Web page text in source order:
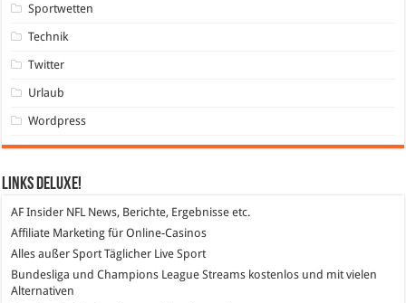
Sportwetten
Technik
Twitter
Urlaub
Wordpress
Links DeLuXe!
AF Insider NFL News, Berichte, Ergebnisse etc.
Affiliate Marketing für Online-Casinos
Alles außer Sport Täglicher Live Sport
Bundesliga und Champions League Streams kostenlos und mit vielen
Alternativen